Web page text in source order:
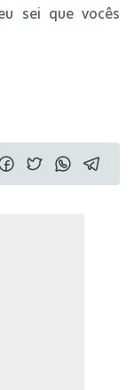
sei que vocês